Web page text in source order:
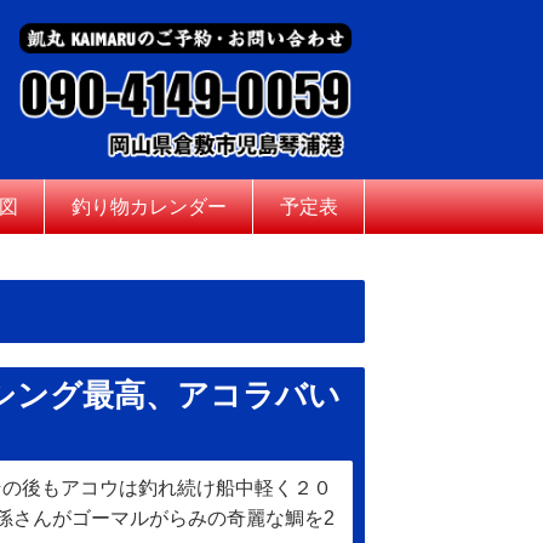
釣り物カレンダー 予定表
ング最高、アコラバい
後もアコウは釣れ続け船中軽く２０
さんがゴーマルがらみの奇麗な鯛を2